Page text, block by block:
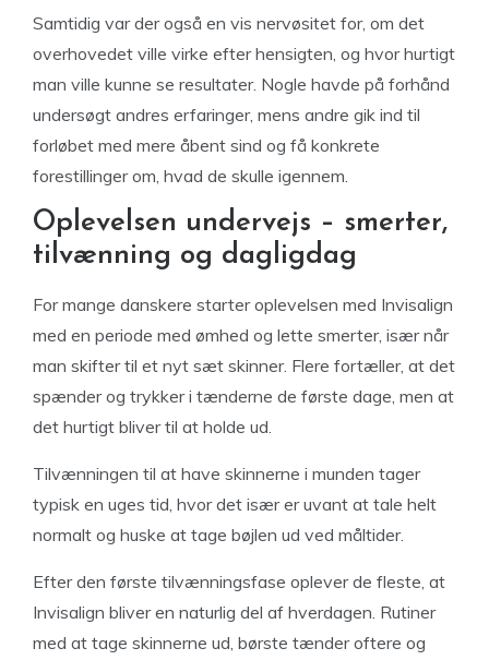
Samtidig var der også en vis nervøsitet for, om det
overhovedet ville virke efter hensigten, og hvor hurtigt
man ville kunne se resultater. Nogle havde på forhånd
undersøgt andres erfaringer, mens andre gik ind til
forløbet med mere åbent sind og få konkrete
forestillinger om, hvad de skulle igennem.
Oplevelsen undervejs – smerter,
tilvænning og dagligdag
For mange danskere starter oplevelsen med Invisalign
med en periode med ømhed og lette smerter, især når
man skifter til et nyt sæt skinner. Flere fortæller, at det
spænder og trykker i tænderne de første dage, men at
det hurtigt bliver til at holde ud.
Tilvænningen til at have skinnerne i munden tager
typisk en uges tid, hvor det især er uvant at tale helt
normalt og huske at tage bøjlen ud ved måltider.
Efter den første tilvænningsfase oplever de fleste, at
Invisalign bliver en naturlig del af hverdagen. Rutiner
med at tage skinnerne ud, børste tænder oftere og